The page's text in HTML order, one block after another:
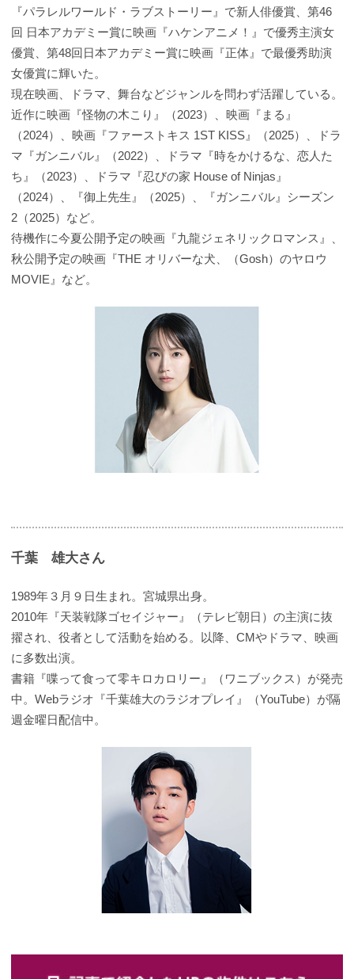
『パラレルワールド・ラブストーリー』で新人俳優賞、第46
回 日本アカデミー賞に映画『ハケンアニメ！』で優秀主演女
優賞、第48回日本アカデミー賞に映画『正体』で最優秀助演
女優賞に輝いた。
現在映画、ドラマ、舞台などジャンルを問わず活躍している。
近作に映画『怪物の木こり』（2023）、映画『まる』
（2024）、映画『ファーストキス 1ST KISS』（2025）、ドラ
マ『ガンニバル』（2022）、ドラマ『時をかけるな、恋人た
ち』（2023）、ドラマ『忍びの家 House of Ninjas』
（2024）、『御上先生』（2025）、『ガンニバル』シーズン
2（2025）など。
待機作に今夏公開予定の映画『九龍ジェネリックロマンス』、
秋公開予定の映画『THE オリバーな犬、（Gosh）のヤロウ
MOVIE』など。
千葉 雄大さん
1989年３月９日生まれ。宮城県出身。
2010年『天装戦隊ゴセイジャー』（テレビ朝日）の主演に抜
擢され、役者として活動を始める。以降、CMやドラマ、映画
に多数出演。
書籍『喋って食って零キロカロリー』（ワニブックス）が発売
中。Webラジオ『千葉雄大のラジオプレイ』（YouTube）が隔
週金曜日配信中。